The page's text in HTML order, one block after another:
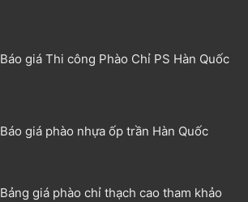
Báo giá Thi công Phào Chỉ PS Hàn Quốc
Báo giá phào nhựa ốp trần Hàn Quốc
Bảng giá phào chỉ thạch cao tham khảo